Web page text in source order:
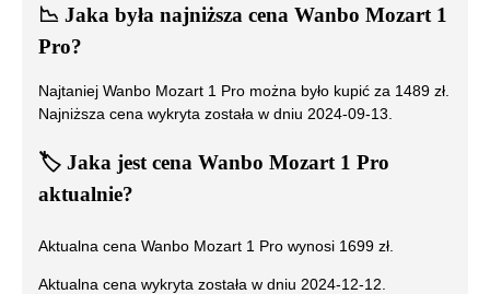
📉 Jaka była najniższa cena Wanbo Mozart 1
Pro?
Najtaniej Wanbo Mozart 1 Pro można było kupić za 1489 zł.
Najniższa cena wykryta została w dniu 2024-09-13
🏷️ Jaka jest cena Wanbo Mozart 1 Pro
aktualnie?
Aktualna cena Wanbo Mozart 1 Pro wynosi 1699 zł.
Aktualna cena wykryta została w dniu 2024-12-12